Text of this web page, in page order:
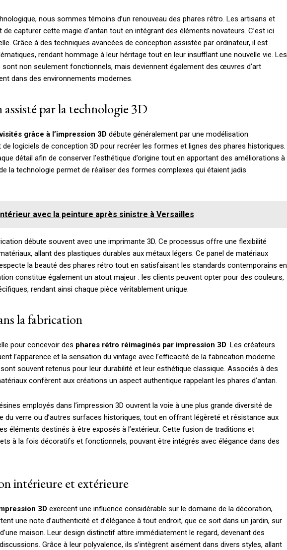
nous sommes témoins d’un renouveau des phares rétro. Les artisans et
capturer cette magie d’antan tout en intégrant des éléments novateurs. C’est ici
Grâce à des techniques avancées de conception assistée par ordinateur, il est
rendant hommage à leur héritage tout en leur insufflant une nouvelle vie. Les
non seulement fonctionnels, mais deviennent également des œuvres d’art
dans des environnements modernes.
par la technologie 3D
grâce à l’impression 3D débute généralement par une modélisation
logiciels de conception 3D pour recréer les formes et lignes des phares historiques.
détail afin de conserver l’esthétique d’origine tout en apportant des améliorations à
la technologie permet de réaliser des formes complexes qui étaient jadis
avec la peinture après sinistre à Versailles
débute souvent avec une imprimante 3D. Ce processus offre une flexibilité
allant des plastiques durables aux métaux légers. Ce panel de matériaux
la beauté des phares rétro tout en satisfaisant les standards contemporains en
constitue également un atout majeur : les clients peuvent opter pour des couleurs,
rendant ainsi chaque pièce véritablement unique.
la fabrication
pour concevoir des phares rétro réimaginés par impression 3D. Les créateurs
l’apparence et la sensation du vintage avec l’efficacité de la fabrication moderne.
souvent retenus pour leur durabilité et leur esthétique classique. Associés à des
confèrent aux créations un aspect authentique rappelant les phares d’antan.
employés dans l’impression 3D ouvrent la voie à une plus grande diversité de
du verre ou d’autres surfaces historiques, tout en offrant légèreté et résistance aux
éléments destinés à être exposés à l’extérieur. Cette fusion de traditions et
à la fois décoratifs et fonctionnels, pouvant être intégrés avec élégance dans des
intérieure et extérieure
3D exercent une influence considérable sur le domaine de la décoration,
une note d’authenticité et d’élégance à tout endroit, que ce soit dans un jardin, sur
maison. Leur design distinctif attire immédiatement le regard, devenant des
Grâce à leur polyvalence, ils s’intègrent aisément dans divers styles, allant